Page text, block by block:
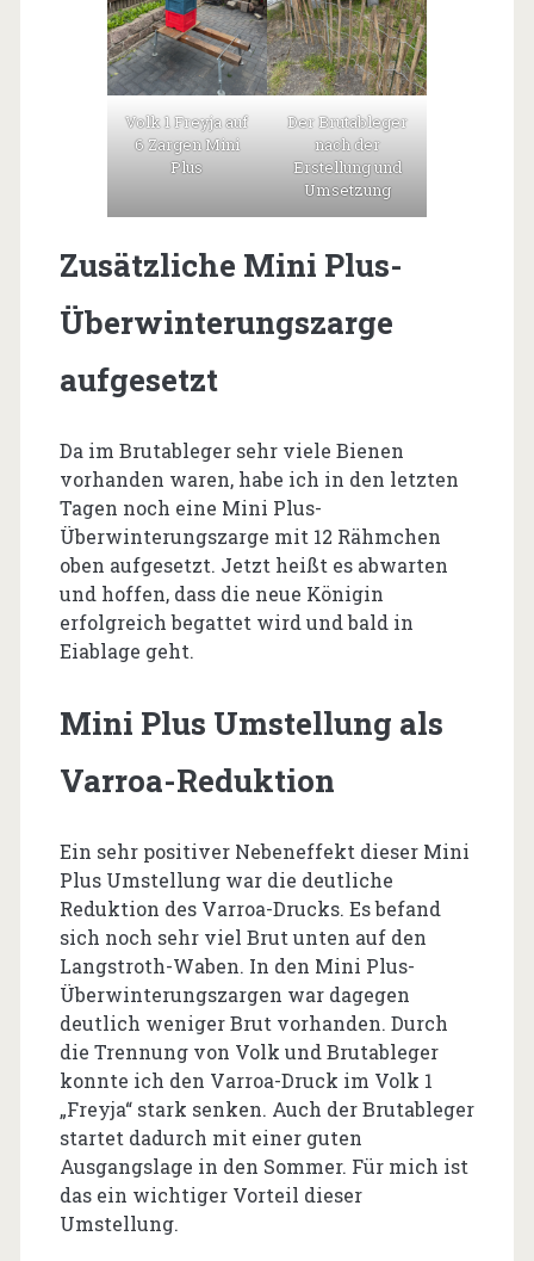
Volk 1 Freyja auf
6 Zargen Mini
Plus
Der Brutableger
nach der
Erstellung und
Umsetzung
Zusätzliche Mini Plus-
Überwinterungszarge
aufgesetzt
Da im Brutableger sehr viele Bienen
vorhanden waren, habe ich in den letzten
Tagen noch eine Mini Plus-
Überwinterungszarge mit 12 Rähmchen
oben aufgesetzt. Jetzt heißt es abwarten
und hoffen, dass die neue Königin
erfolgreich begattet wird und bald in
Eiablage geht.
Mini Plus Umstellung als
Varroa-Reduktion
Ein sehr positiver Nebeneffekt dieser Mini
Plus Umstellung war die deutliche
Reduktion des Varroa-Drucks. Es befand
sich noch sehr viel Brut unten auf den
Langstroth-Waben. In den Mini Plus-
Überwinterungszargen war dagegen
deutlich weniger Brut vorhanden. Durch
die Trennung von Volk und Brutableger
konnte ich den Varroa-Druck im Volk 1
„Freyja“ stark senken. Auch der Brutableger
startet dadurch mit einer guten
Ausgangslage in den Sommer. Für mich ist
das ein wichtiger Vorteil dieser
Umstellung.